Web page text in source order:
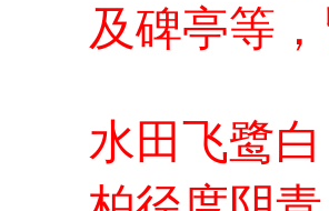
及碑亭等
水田飞鹭白